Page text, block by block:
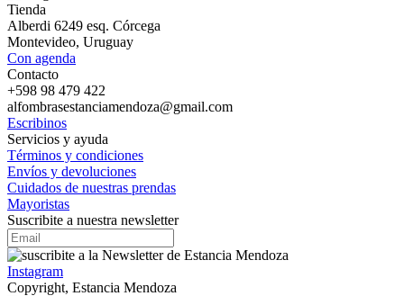
Tienda
Alberdi 6249 esq. Córcega
Montevideo, Uruguay
Con agenda
Contacto
+598 98 479 422
alfombrasestanciamendoza@gmail.com
Escribinos
Servicios y ayuda
Términos y condiciones
Envíos y devoluciones
Cuidados de nuestras prendas
Mayoristas
Suscribite a nuestra newsletter
Instagram
Copyright, Estancia Mendoza